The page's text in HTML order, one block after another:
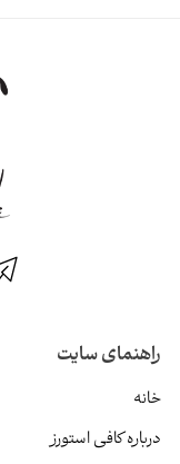
سایت
کافی استورز